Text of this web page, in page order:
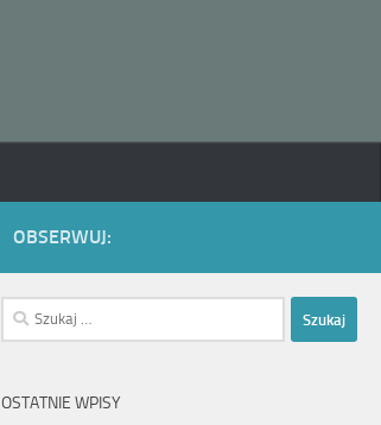
OBSERWUJ:
Szukaj:
OSTATNIE WPISY